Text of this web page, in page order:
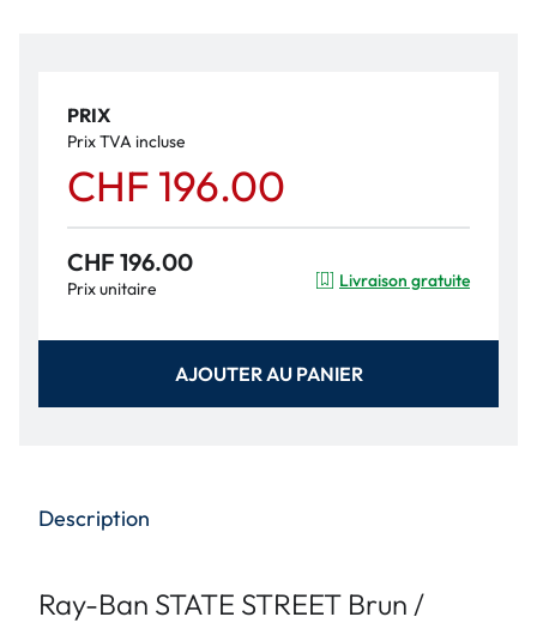
PRIX
Prix TVA incluse
CHF 196.00
CHF 196.00
Prix unitaire Livraison gratuite
AJOUTER AU PANIER
Description
Ray-Ban STATE STREET Brun /